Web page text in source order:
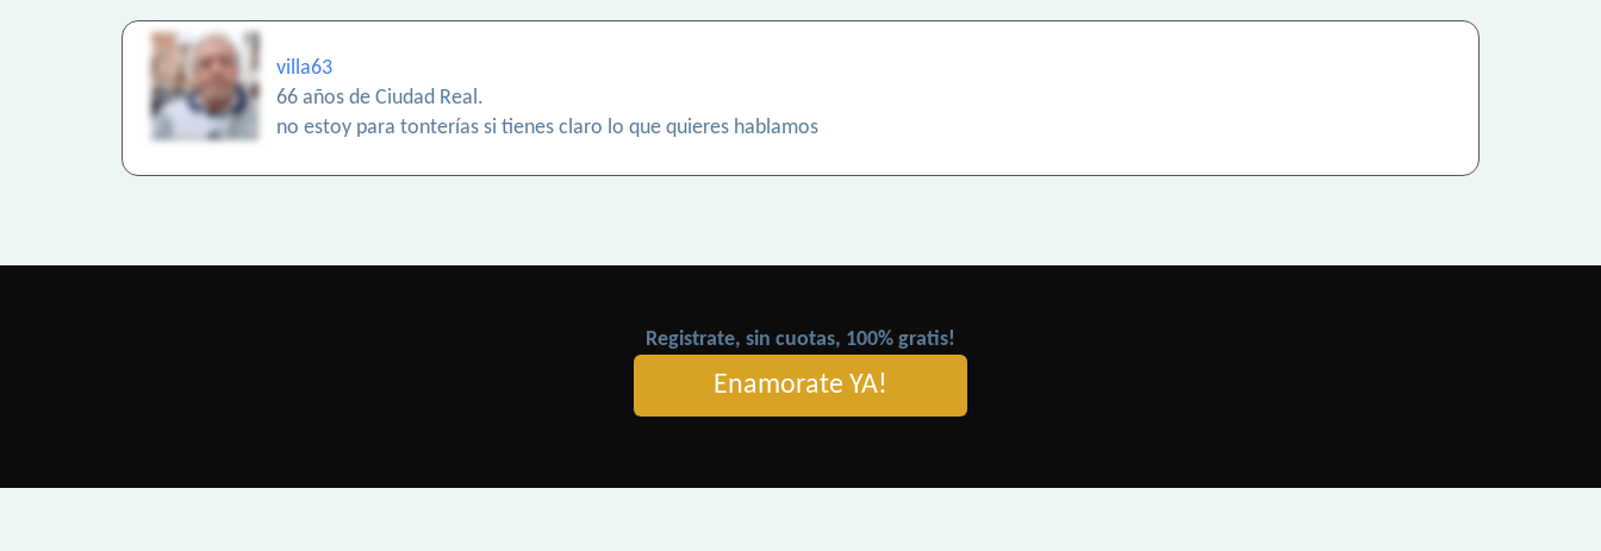
villa63
66 años de Ciudad Real.
no estoy para tonterías si tienes claro lo que quieres hablamos
Registrate, sin cuotas, 100% gratis!
Enamorate YA!